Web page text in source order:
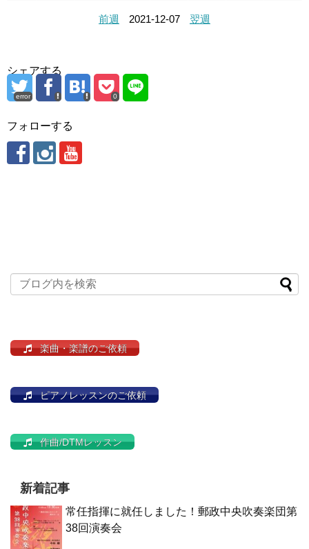
前週 2021-12-07 翌週
シェアする
error 0
フォローする
楽曲・楽譜のご依頼
ピアノレッスンのご依頼
作曲/DTMレッスン
新着記事
常任指揮に就任しました！郵政中央吹奏楽団第
38回演奏会